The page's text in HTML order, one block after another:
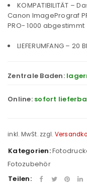
KOMPATIBILITÄT –
Canon ImagePrograf
PRO- 1000 abgestimmt
LIEFERUMFANG –
Zentrale Baden:
Online: sofort
inkl. MwSt. zzgl.
Kategorien:
Fotozubehör
Teilen: